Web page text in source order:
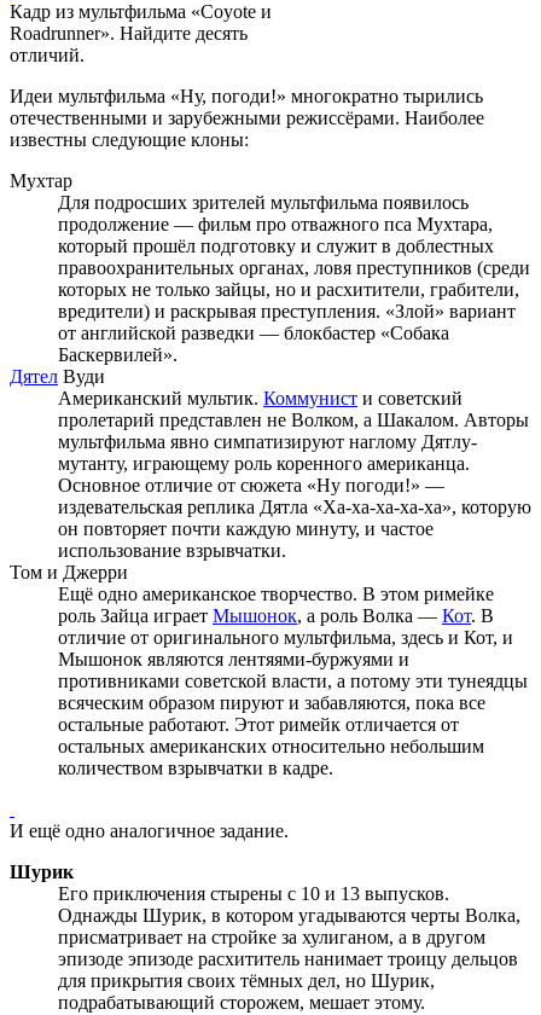
Кадр из мультфильма «Coyote и
Roadrunner». Найдите десять
отличий.
Идеи мультфильма «Ну, погоди!» многократно тырились
отечественными и зарубежными режиссёрами. Наиболее
известны следующие клоны:
Мухтар
Для подросших зрителей мультфильма появилось
продолжение — фильм про отважного пса Мухтара,
который прошёл подготовку и служит в доблестных
правоохранительных органах, ловя преступников (среди
которых не только зайцы, но и расхитители, грабители,
вредители) и раскрывая преступления. «Злой» вариант
от английской разведки — блокбастер «Собака
Баскервилей».
Дятел Вуди
Американский мультик. Коммунист и советский
пролетарий представлен не Волком, а Шакалом. Авторы
мультфильма явно симпатизируют наглому Дятлу-
мутанту, играющему роль коренного американца.
Основное отличие от сюжета «Ну погоди!» —
издевательская реплика Дятла «Ха-ха-ха-ха-ха», которую
он повторяет почти каждую минуту, и частое
использование взрывчатки.
Том и Джерри
Ещё одно американское творчество. В этом римейке
роль Зайца играет Мышонок, а роль Волка — Кот. В
отличие от оригинального мультфильма, здесь и Кот, и
Мышонок являются лентяями-буржуями и
противниками советской власти, а потому эти тунеядцы
всяческим образом пируют и забавляются, пока все
остальные работают. Этот римейк отличается от
остальных американских относительно небольшим
количеством взрывчатки в кадре.
И ещё одно аналогичное задание.
Шурик
Его приключения стырены с 10 и 13 выпусков.
Однажды Шурик, в котором угадываются черты Волка,
присматривает на стройке за хулиганом, а в другом
эпизоде эпизоде расхититель нанимает троицу дельцов
для прикрытия своих тёмных дел, но Шурик,
подрабатывающий сторожем, мешает этому.